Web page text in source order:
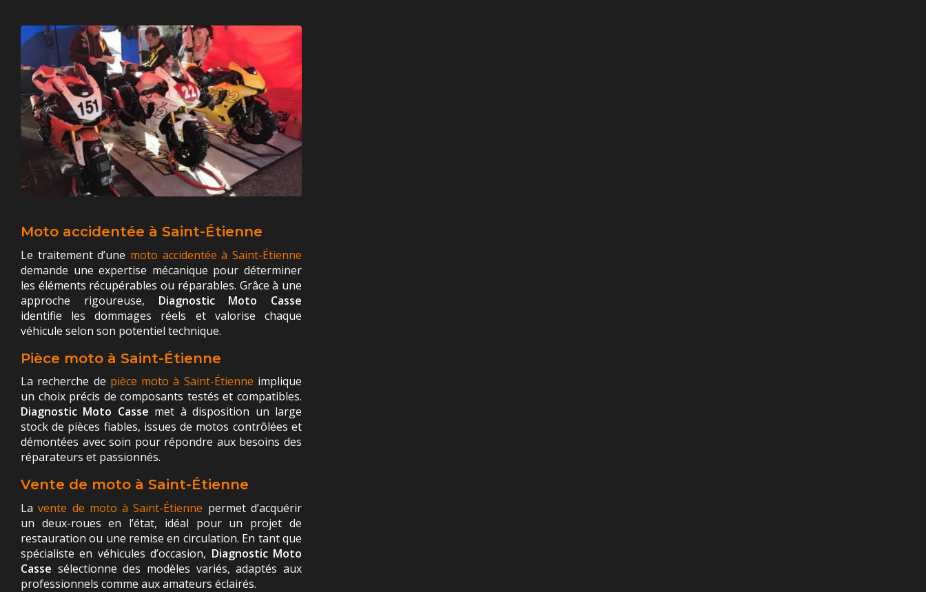
Moto accidentée à Saint-Étienne
Le traitement d’une moto accidentée à Saint-Étienne
demande une expertise mécanique pour déterminer
les éléments récupérables ou réparables. Grâce à une
approche rigoureuse, Diagnostic Moto Casse
identifie les dommages réels et valorise chaque
véhicule selon son potentiel technique.
Pièce moto à Saint-Étienne
La recherche de pièce moto à Saint-Étienne implique
un choix précis de composants testés et compatibles.
Diagnostic Moto Casse met à disposition un large
stock de pièces fiables, issues de motos contrôlées et
démontées avec soin pour répondre aux besoins des
réparateurs et passionnés.
Vente de moto à Saint-Étienne
Lavente de moto à Saint-Étienne permet d’acquérir
un deux-roues en l’état, idéal pour un projet de
restauration ou une remise en circulation. En tant que
spécialiste en véhicules d’occasion, Diagnostic Moto
Casse sélectionne des modèles variés, adaptés aux
professionnels comme aux amateurs éclairés.